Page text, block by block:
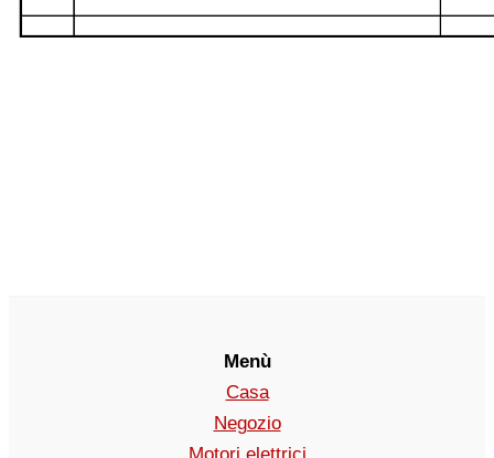
Menù
Casa
Negozio